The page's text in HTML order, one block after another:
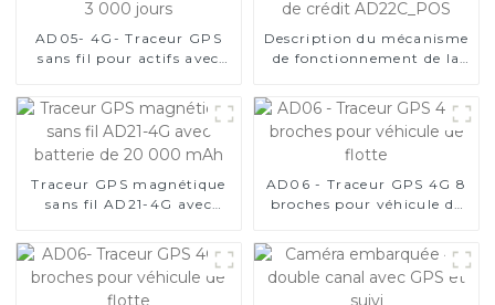
AD05- 4G- Traceur GPS
sans fil pour actifs avec
Description du mécanisme
de fonctionnement de la
Traceur GPS magnétique
sans fil AD21-4G avec
AD06 - Traceur GPS 4G 8
broches pour véhicule de